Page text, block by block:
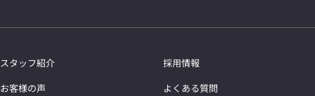
スタッフ紹介
採用情報
お客様の声
よくある質問